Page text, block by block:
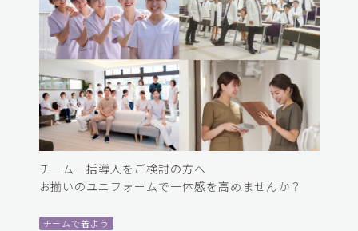
チーム一括導入をご検討の方へ
お揃いのユニフォームで一体感を高めませんか？
チームで着よう